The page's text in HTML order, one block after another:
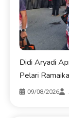
Didi Aryadi
Pelari
09/08/2026